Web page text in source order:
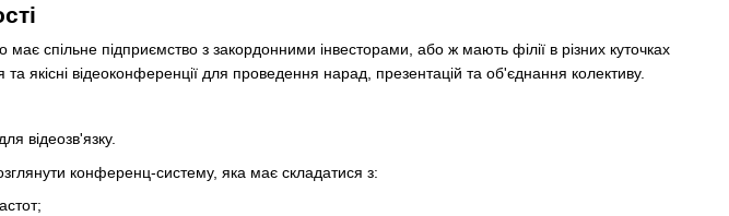
має спільне підприємство з закордонними інвесторами, або ж мають філії в різних куточках
якісні відеоконференції для проведення нарад, презентацій та об'єднання колективу.
відеозв'язку.
конференц-систему, яка має складатися з: